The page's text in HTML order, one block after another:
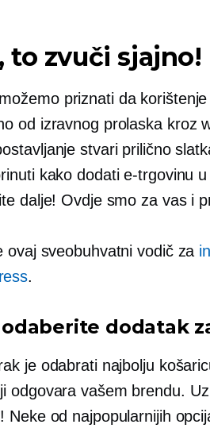
to zvuči
priznati da
od izravnog prolaska kroz
stvari prilično
kako dodati e-trgovinu
dalje! Ovdje smo za vas i
ovaj sveobuhvatni vodič za
.
dodatak
je odabrati najbolju
odgovara vašem brendu.
Neke od najpopularnijih